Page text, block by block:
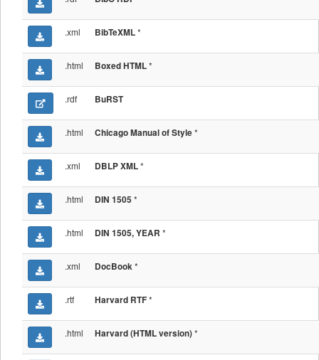
.xml BibTeXML*
.html Boxed HTML*
.rdf BuRST
.html Chicago Manual of Style*
.xml DBLP XML*
.html DIN 1505 *
.html DIN 1505, YEAR *
.xml DocBook*
.rtf Harvard RTF*
.html Harvard (HTML version)*